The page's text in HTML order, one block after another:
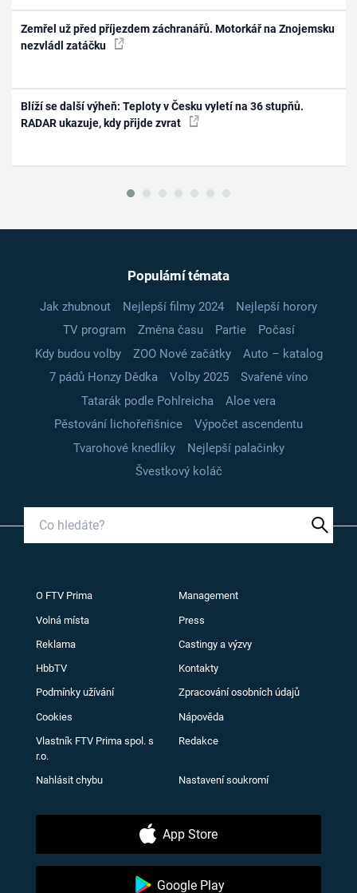
Zemřel už před příjezdem záchranářů. Motorkář na Znojemsku
nezvládl zatáčku
Blíží se další výheň: Teploty v Česku vyletí na 36 stupňů.
RADAR ukazuje, kdy přijde zvrat
Populární témata
Jak zhubnout Nejlepší filmy 2024
Nejlepší horory
TV program
Změna času Partie
Počasí
Kdy budou volby
ZOO Nové začátky
Auto – katalog
7 pádů Honzy Dědka
Volby 2025
Svařené víno
Tatarák podle Pohlreicha
Aloe vera
Pěstování lichořeřišnice
Výpočet ascendentu
Tvarohové knedlíky
Nejlepší palačinky
Švestkový koláč
O FTV Prima Management
Volná místa Press
Reklama Castingy a výzvy
HbbTV Kontakty
Podmínky užívání Zpracování osobních údajů
Cookies Nápověda
Vlastník FTV Prima spol. s
r.o.
Redakce
Nahlásit chybu Nastavení soukromí
App Store
Google Play